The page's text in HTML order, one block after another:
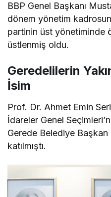
BBP Genel Başkanı
dönem yönetim
partinin üst yönetiminde
üstlenmiş oldu.
Geredelilerin
İsim
Prof. Dr. Ahmet Emin
İdareler Genel
Gerede Belediye Başkan
katılmıştı.